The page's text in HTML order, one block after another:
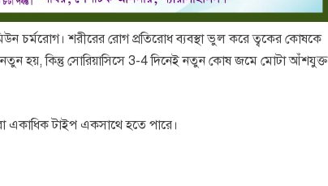
চর্মরোগ। শরীরের রোগ প্রতিরোধ ব্যবস্থা ভুল করে ত্বকের কোষকে
হয়, কিন্তু সোরিয়াসিসে 3-4 দিনেই নতুন কোষ জমে মোটা আঁশযুক্ত
একাধিক টাইপ একসাথে হতে পারে।